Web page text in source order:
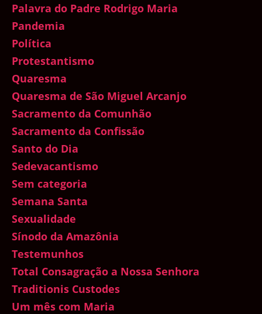
Palavra do Padre Rodrigo Maria
Pandemia
Política
Protestantismo
Quaresma
Quaresma de São Miguel Arcanjo
Sacramento da Comunhão
Sacramento da Confissão
Santo do Dia
Sedevacantismo
Sem categoria
Semana Santa
Sexualidade
Sínodo da Amazônia
Testemunhos
Total Consagração a Nossa Senhora
Traditionis Custodes
Um mês com Maria